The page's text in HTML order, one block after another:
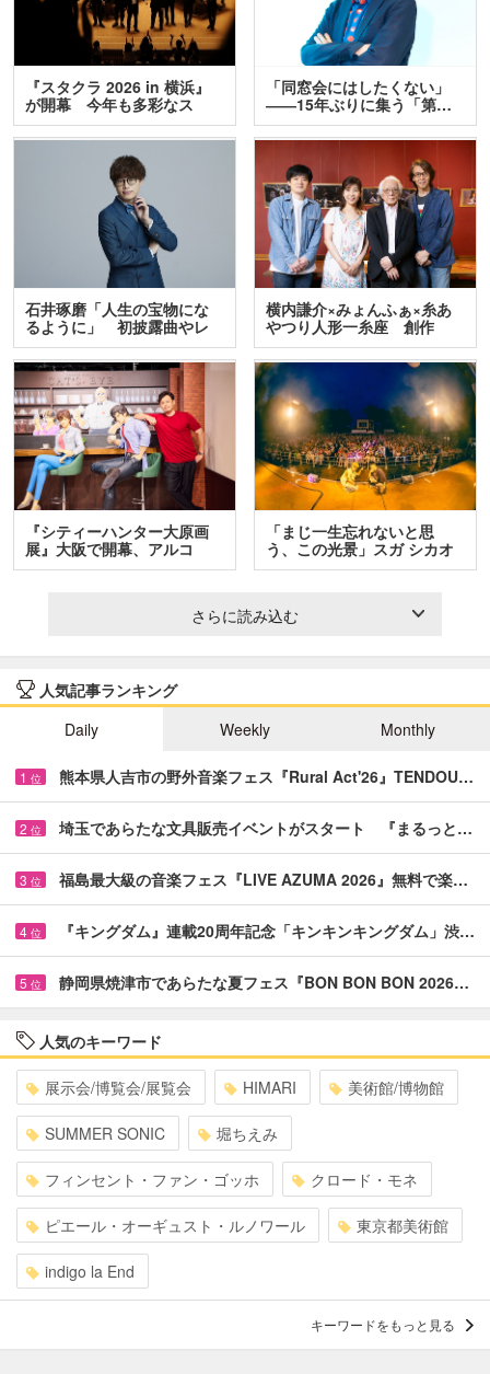
『スタクラ 2026 in 横浜』
が開幕 今年も多彩なス
テ…
「同窓会にはしたくない」
――15年ぶりに集う「第…
石井琢磨「人生の宝物にな
るように」 初披露曲やレ
ア…
横内謙介×みょんふぁ×糸あ
やつり人形一糸座 創作
人…
『シティーハンター大原画
展』大阪で開幕、アルコ
＆…
「まじ一生忘れないと思
う、この光景」スガ シカオ
と…
さらに読み込む
人気記事ランキング
Daily
Weekly Monthly
1 位 熊本県人吉市の野外音楽フェス『Rural Act'26』TENDOU…
2 位 埼玉であらたな文具販売イベントがスタート 『まるっと…
3 位 福島最大級の音楽フェス『LIVE AZUMA 2026』無料で楽…
4 位 『キングダム』連載20周年記念「キンキンキングダム」渋…
5 位 静岡県焼津市であらたな夏フェス『BON BON BON 2026…
人気のキーワード
展示会/博覧会/展覧会 HIMARI 美術館/博物館
SUMMER SONIC 堀ちえみ
フィンセント・ファン・ゴッホ クロード・モネ
ピエール・オーギュスト・ルノワール 東京都美術館
indigo la End
キーワードをもっと見る